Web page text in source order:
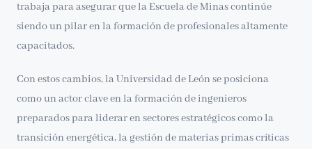
trabaja para asegurar que la Escuela de Minas continúe
siendo un pilar en la formación de profesionales altamente
capacitados.
Con estos cambios, la Universidad de León se posiciona
como un actor clave en la formación de ingenieros
preparados para liderar en sectores estratégicos como la
transición energética, la gestión de materias primas críticas